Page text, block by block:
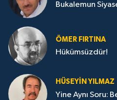
Bukalemun
ÖMER FIRTINA
Hükümsüzdür!
HÜSEYIN YILMAZ
Yine Aynı Soru: